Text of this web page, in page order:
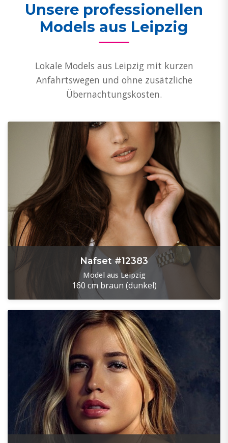
Unsere professionellen
Models aus Leipzig
Lokale Models aus Leipzig mit kurzen
Anfahrtswegen und ohne zusätzliche
Übernachtungskosten.
Nafset #12383
Model aus Leipzig
160 cm braun (dunkel)